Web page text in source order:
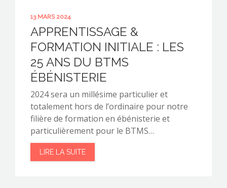
13 MARS 2024
APPRENTISSAGE &
FORMATION INITIALE : LES
25 ANS DU BTMS
ÉBÉNISTERIE
2024 sera un millésime particulier et
totalement hors de l’ordinaire pour notre
filière de formation en ébénisterie et
particulièrement pour le BTMS…
LIRE LA SUITE